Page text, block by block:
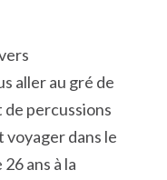
aller au gré de
percussions
dans le
ans à la